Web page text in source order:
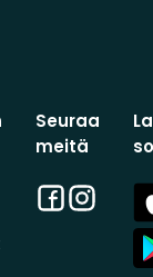
Seuraa
meitä
Facebook